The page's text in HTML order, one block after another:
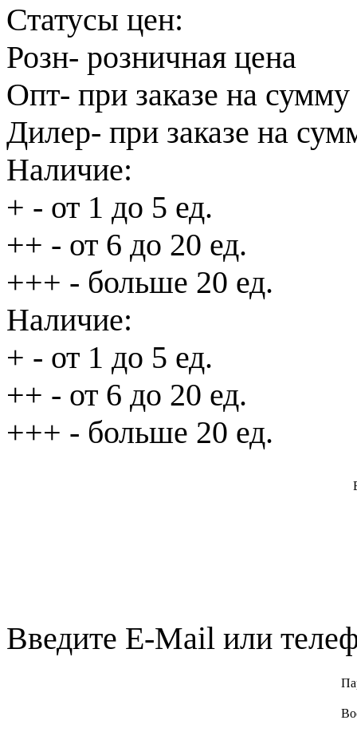
Статусы цен:
Розн- розничная цена
Опт- при заказе на
Дилер- при заказе на
Наличие:
+ - от 1 до 5 ед.
++ - от 6 до 20 ед.
+++ - больше 20 ед.
Наличие:
+ - от 1 до 5 ед.
++ - от 6 до 20 ед.
+++ - больше 20 ед.
Введите E-Mail или